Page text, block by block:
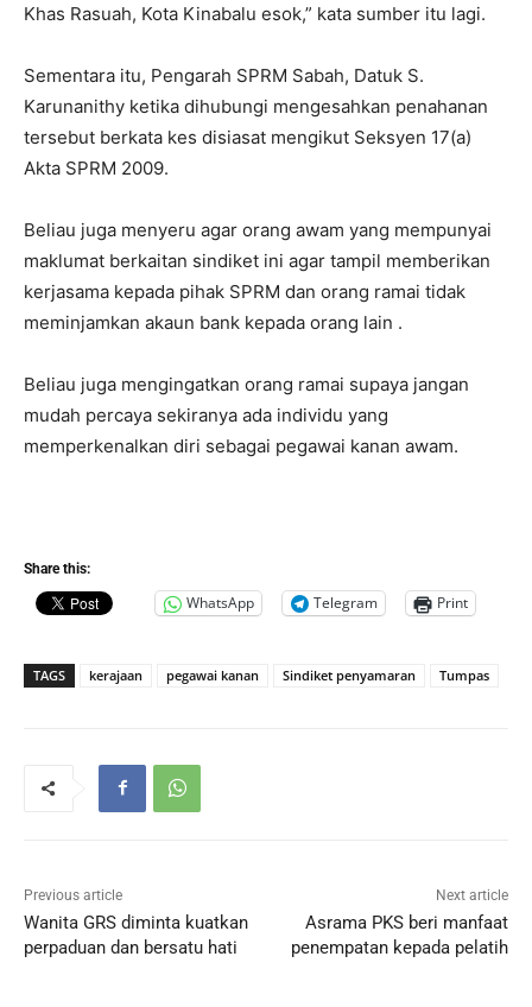
Khas Rasuah, Kota Kinabalu esok,” kata sumber itu lagi.
Sementara itu, Pengarah SPRM Sabah, Datuk S.
Karunanithy ketika dihubungi mengesahkan penahanan
tersebut berkata kes disiasat mengikut Seksyen 17(a)
Akta SPRM 2009.
Beliau juga menyeru agar orang awam yang mempunyai
maklumat berkaitan sindiket ini agar tampil memberikan
kerjasama kepada pihak SPRM dan orang ramai tidak
meminjamkan akaun bank kepada orang lain .
Beliau juga mengingatkan orang ramai supaya jangan
mudah percaya sekiranya ada individu yang
memperkenalkan diri sebagai pegawai kanan awam.
Share this:
WhatsApp Telegram Print
TAGS kerajaan pegawai kanan Sindiket penyamaran Tumpas
Previous article
Wanita GRS diminta kuatkan
perpaduan dan bersatu hati
Next article
Asrama PKS beri manfaat
penempatan kepada pelatih